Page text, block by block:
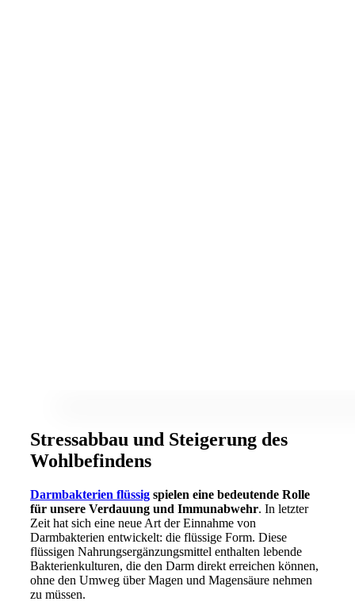
Stressabbau und Steigerung des
Wohlbefindens
Darmbakterien flüssigspielen eine bedeutende Rolle
für unsere Verdauung und Immunabwehr. In letzter
Zeit hat sich eine neue Art der Einnahme von
Darmbakterien entwickelt: die flüssige Form. Diese
flüssigen Nahrungsergänzungsmittel enthalten lebende
Bakterienkulturen, die den Darm direkt erreichen können,
ohne den Umweg über Magen und Magensäure nehmen
zu müssen.